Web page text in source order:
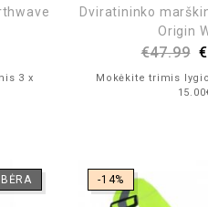
3 x
Dviratininko
Origin
€47.99 €
Mokėkite trimis
-14%